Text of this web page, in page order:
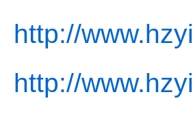
http://
http://